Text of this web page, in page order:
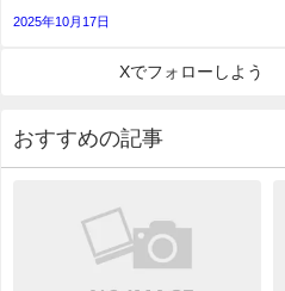
2025年10月17日
Xでフォローしよう
おすすめの記事